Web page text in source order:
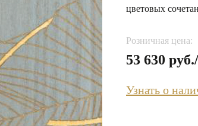
цветовых
Розничная цена:
53 630
Узнать о